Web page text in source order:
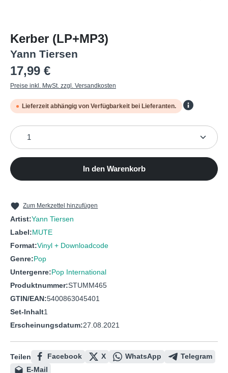
Kerber (LP+MP3)
Yann Tiersen
Regulärer Preis:
17,99 €
Preise inkl. MwSt. zzgl. Versandkosten
Lieferzeit abhängig von Verfügbarkeit bei Lieferanten.
Produkt Anzahl: Gib den gewünschten Wert ein
In den Warenkorb
Zum Merkzettel hinzufügen
Artist:Yann Tiersen
Label:MUTE
Format:Vinyl + Downloadcode
Genre:Pop
Untergenre:Pop International
Produktnummer:STUMM465
GTIN/EAN:5400863045401
Set-Inhalt1
Erscheinungsdatum:27.08.2021
Teilen Facebook X WhatsApp
Telegram
E-Mail